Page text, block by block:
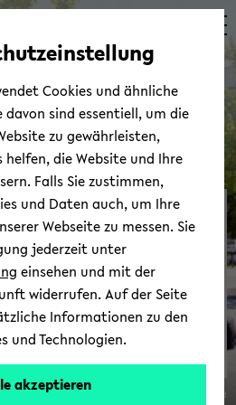
Automatische
vermeiden
zum
wechseln
zum
wechseln
zum
wechseln
CRC 1646
© Uni­ver­si­tät Bie­le­feld
Cookies und ähnliche
davon sind essentiell, um die
zu gewährleisten,
die Website und Ihre
Falls Sie zustimmen,
und Daten auch, um Ihre
Webseite zu messen. Sie
jederzeit unter
einsehen und mit der
widerrufen. Auf der Seite
Informationen zu den
und Technologien.
akzeptieren